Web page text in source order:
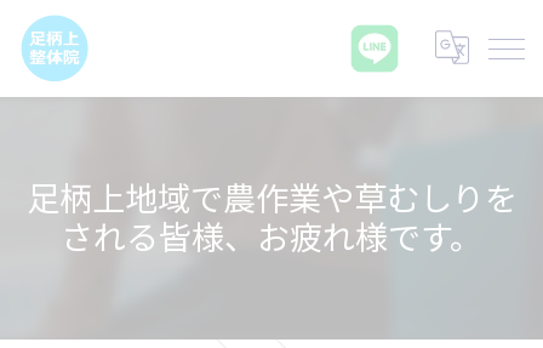
足柄上地域で農作業や草むしりを
される皆様、お疲れ様です。